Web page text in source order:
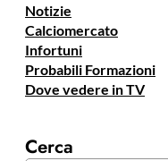
Notizie
Calciomercato
Infortuni
Probabili Formazioni
Dove vedere in TV
Cerca